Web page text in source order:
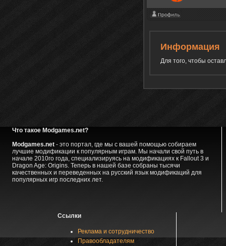
Информация
Для того, чтобы
Что такое Modgames.net?
Modgames.net- это портал, где мы с вашей помощью собираем
лучшие модификации к популярным играм. Мы начали свой путь в
начале 2010го года, специализируясь на модификациях к Fallout 3 и
Dragon Age: Origins. Теперь в нашей базе собраны тысячи
качественных и переведенных на русский язык модификаций для
популярных игр последних лет.
Ссылки
Реклама и сотрудничество
Правообладателям